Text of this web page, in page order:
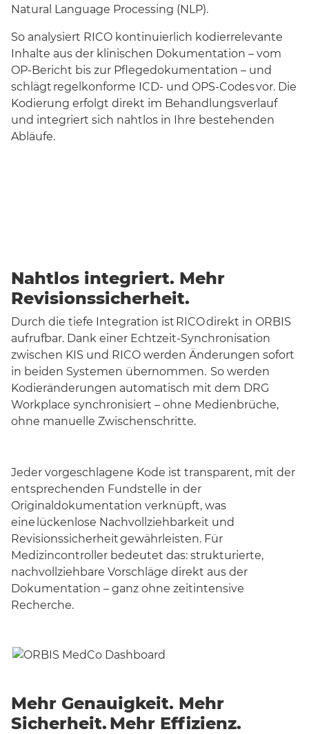
Natural Language Processing (NLP).
So analysiert RICO kontinuierlich kodierrelevante
Inhalte aus der klinischen Dokumentation – vom
OP-Bericht bis zur Pflegedokumentation – und
schlägt regelkonforme ICD- und OPS-Codesvor. Die
Kodierung erfolgt direkt im Behandlungsverlauf
und integriert sich nahtlos in Ihre bestehenden
Abläufe.
Nahtlos integriert. Mehr
Revisionssicherheit.
Durch die tiefe Integration ist RICOdirekt in ORBIS
aufrufbar. Dank einer Echtzeit-Synchronisation
zwischen KIS und RICO werden Änderungen sofort
in beiden Systemen übernommen. So werden
Kodieränderungen automatisch mit dem DRG
Workplace synchronisiert – ohne Medienbrüche,
ohne manuelle Zwischenschritte.
Jeder vorgeschlagene Kode ist transparent, mit der
entsprechenden Fundstelle in der
Originaldokumentation verknüpft, was
eine lückenlose Nachvollziehbarkeit und
Revisionssicherheitgewährleisten. Für
Medizincontroller bedeutet das: strukturierte,
nachvollziehbare Vorschläge direkt aus der
Dokumentation – ganz ohne zeitintensive
Recherche.
Mehr Genauigkeit. Mehr
Sicherheit. Mehr Effizienz.